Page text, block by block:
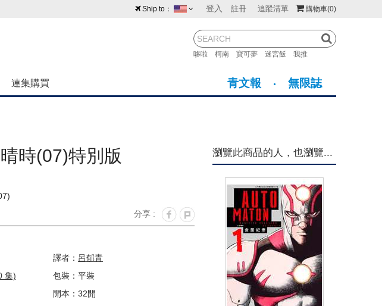
購物車(0)
登入 註冊 追蹤清單
哆啦 柯南 寶可夢 迷宮飯 我推
Ship to：
紐西蘭 馬來西亞
菲律賓
連集購買 青文報 無限誌
時(07)特別版
分享 :
譯者： 呂郁青
集)
包裝：平裝
開本：32開
瀏覽此商品的人，也瀏覽...